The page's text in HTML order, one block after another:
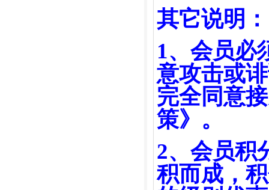
其它说明
1、会员必
意攻击或
完全同意
策》。
2、会员积
积而成，